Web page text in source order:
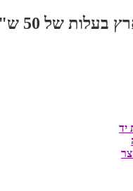
של 50 ש"ח בלבד!
יד